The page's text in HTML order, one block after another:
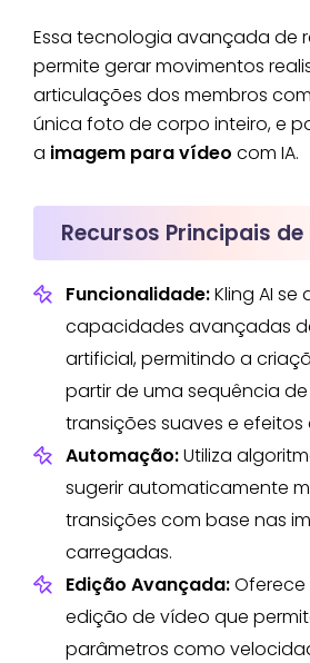
Essa tecnologia avançada de
permite gerar movimentos
articulações dos membros
única foto de corpo inteiro, e
a imagem para vídeo com IA.
Recursos Principais de
Funcionalidade:Kling AI
capacidades avançadas
artificial, permitindo a
partir de uma sequência
transições suaves e efeitos
Automação:Utiliza
sugerir automaticamente
transições com base nas
carregadas.
Edição Avançada:
edição de vídeo que
parâmetros como